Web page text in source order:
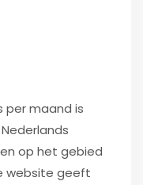
per maand is
op het gebied
website geeft